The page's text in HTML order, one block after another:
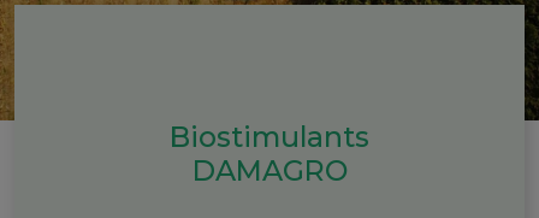
Biostimulants
DAMAGRO